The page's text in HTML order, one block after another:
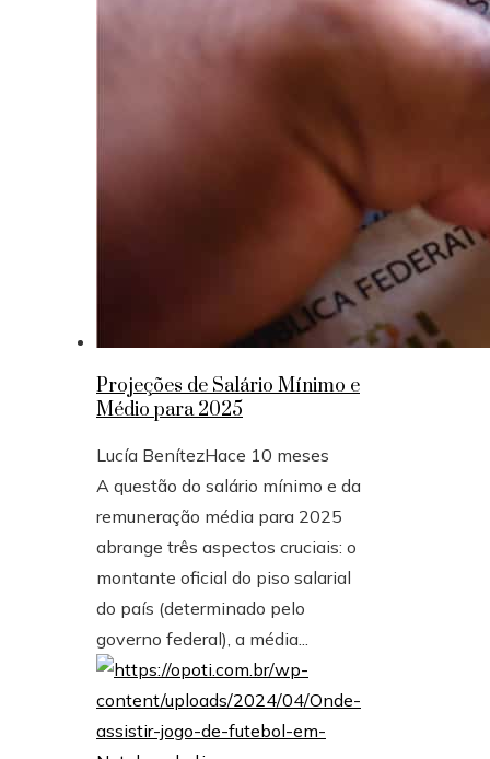
Projeções de Salário Mínimo e
Médio para 2025
Lucía BenítezHace 10 meses
A questão do salário mínimo e da
remuneração média para 2025
abrange três aspectos cruciais: o
montante oficial do piso salarial
do país (determinado pelo
governo federal), a média...